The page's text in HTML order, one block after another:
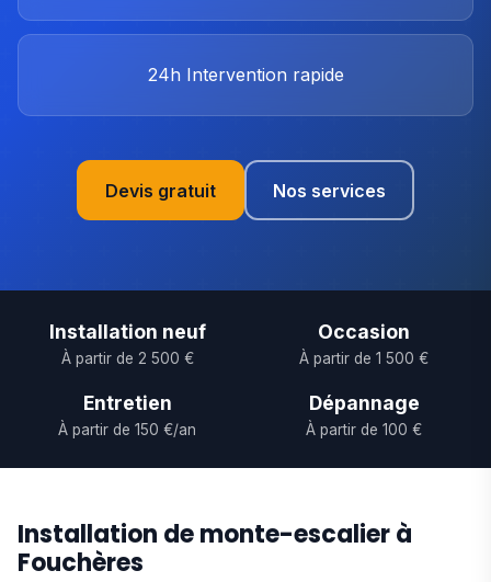
24h Intervention rapide
Devis gratuit Nos services
Installation neuf
À partir de 2 500 €
Occasion
À partir de 1 500 €
Entretien
À partir de 150 €/an
Dépannage
À partir de 100 €
Installation de monte-escalier à
Fouchères